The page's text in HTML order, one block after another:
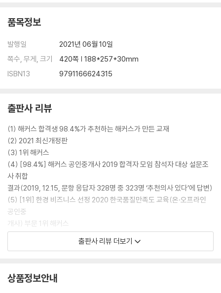
제2장 주택의 건설
제3장 주택의 공급
제4장 리모델링
제6편 농지법
제1장 농지의 소유
제2장 농지의 이용
제3장 농지의 보전
부록
기출지문 빈칸노트
품목정보
발행일
2021년 06월 10일
쪽수, 무게, 크기
420쪽 | 188*257*30mm
ISBN13
9791166624315
출판사 리뷰
(1) 해커스 합격생 98.4%가 추천하는 해커스가 만든 교재
(2) 2021 최신개정판
(3) 1위 해커스
(4) [98.4%] 해커스 공인중개사 2019 합격자 모임 참석자 대상 설문조
사 취합
결과(2019, 12.15, 문항 응답자 328명 중 323명 ‘추천의사 있다’에 답변)
(5) [1위] 한경 비즈니스 선정 2020 한국품질만족도 교육(온·오프라인
공인중
개사) 부문 1위 해커스
(6) 해커스 공인중개사 ㅣland.Hackers.com
책의 특장점
출판사 리뷰 더보기
상품정보안내